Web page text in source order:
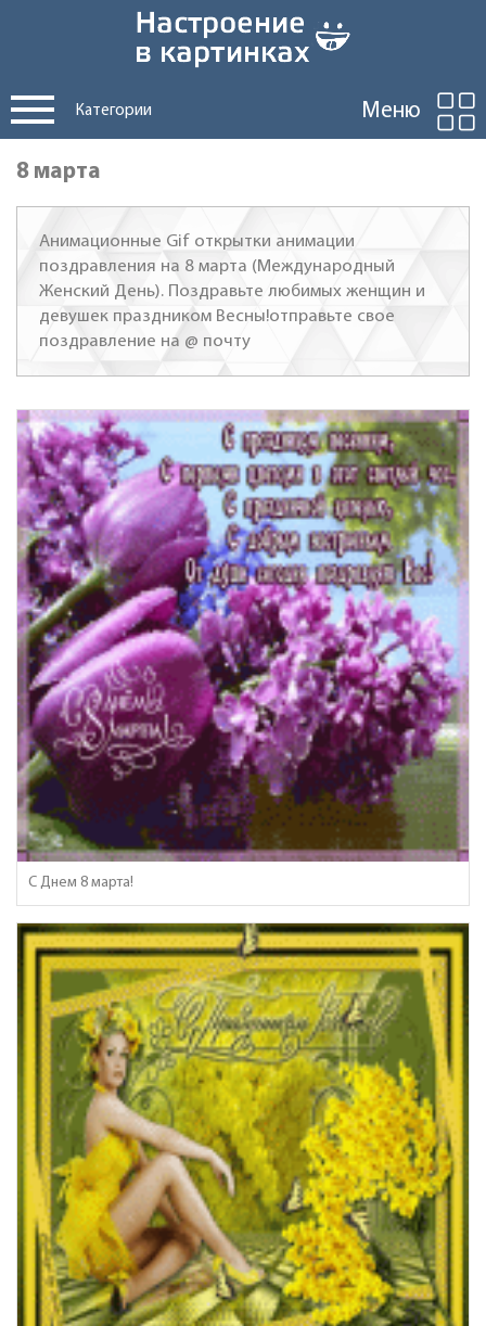
Категории Меню
8 марта
Анимационные Gif открытки анимации
поздравления на 8 марта (Международный
Женский День). Поздравьте любимых женщин и
девушек праздником Весны!отправьте свое
поздравление на @ почту
С Днем 8 марта!